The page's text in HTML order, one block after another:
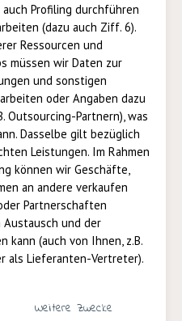
Profiling durchführen
(dazu auch Ziff. 6).
Ressourcen und
müssen wir Daten zur
und sonstigen
oder Angaben dazu
Outsourcing-Partnern), was
Dasselbe gilt bezüglich
Leistungen. Im Rahmen
können wir Geschäfte,
an andere verkaufen
Partnerschaften
und der
kann (auch von Ihnen, z.B.
als Lieferanten-Vertreter).
Weitere Zwecke